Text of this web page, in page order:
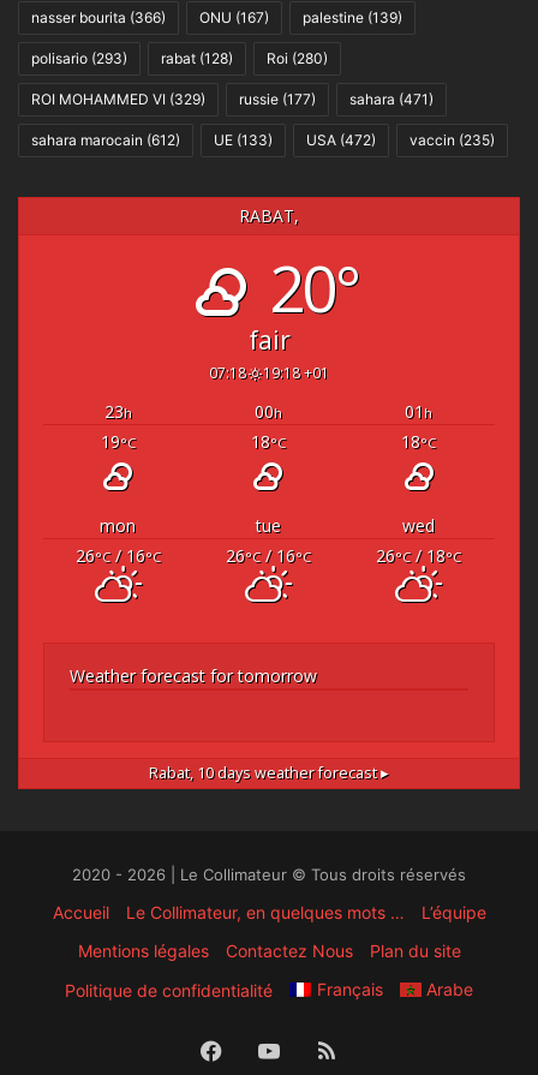
nasser bourita (366) ONU (167) palestine (139)
polisario (293) rabat (128) Roi (280)
ROI MOHAMMED VI (329) russie (177) sahara (471)
sahara marocain (612) UE (133) USA (472) vaccin (235)
RABAT,
20°
fair
07:18 19:18 +01
23h 00h 01 h
19°C 18°C 18°C
mon tue
wed
26°C/ 16°C 26°C/ 16°C 26°C/ 18°C
Weather forecast for tomorrow
Rabat, 10 days weather forecast ▸
2020 - 2026 | Le Collimateur © Tous droits réservés
Accueil Le Collimateur, en quelques mots …
L’équipe
Mentions légales
Contactez Nous
Plan du site
Politique de confidentialité
Français Arabe
FacebookYouTube